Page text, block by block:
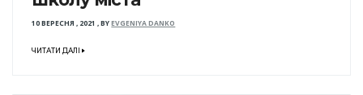
10 ВЕРЕСНЯ , 2021 ,BYEVGENIYA DANKO
ЧИТАТИ ДАЛІ